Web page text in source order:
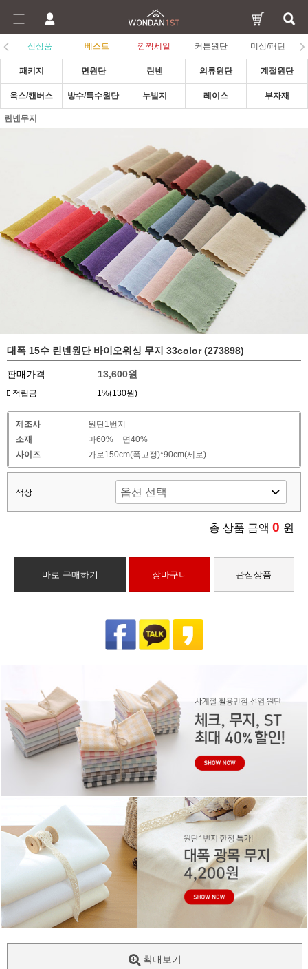
신상품 베스트 깜짝세일 커튼원단 미싱/패턴
패키지 면원단 린넨 의류원단 계절원단
옥스/캔버스 방수/특수원단 누빔지 레이스 부자재
린넨무지
대폭 15수 린넨원단 바이오워싱 무지 33color (273898)
판매가격 13,600원
적립금 1%(130원)
제조사
원단1번지
소재
마60% + 면40%
사이즈
가로150cm(폭고정)*90cm(세로)
색상
총 상품 금액 0 원
바로 구매하기 장바구니 관심상품
확대보기